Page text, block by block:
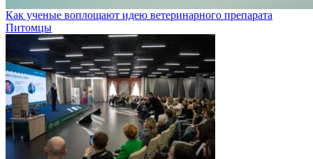
Как ученые воплощают идею ветеринарного препарата
Питомцы